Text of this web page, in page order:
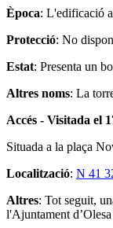
Època: L'edificació
Protecció: No
Estat: Presenta un
Altres noms: La
Accés - Visitada el
Situada a la plaça
Localització: N 41
Altres: Tot seguit,
l'Ajuntament d’Olesa